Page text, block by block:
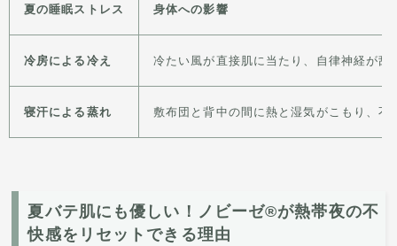
夏の睡眠ストレス 身体への影響
冷房による冷え 冷たい風が直接肌に当たり、自律神経が乱
寝汗による蒸れ 敷布団と背中の間に熱と湿気がこもり、
夏バテ肌にも優しい！ノビーゼ®が熱帯夜の不
快感をリセットできる理由